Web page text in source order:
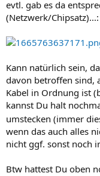
evtl. gab es da
(Netzwerk/Chipsatz)...:
Kann natürlich sein,
davon betroffen sind,
Kabel in Ordnung ist
kannst Du halt
umstecken (immer
wenn das auch alles
nicht ggf. sonst noch
Btw hattest Du oben